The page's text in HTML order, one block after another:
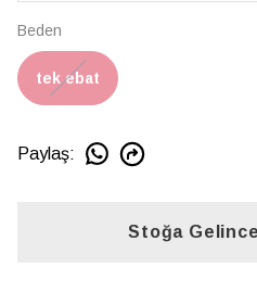
Beden
tek ebat
Paylaş:
Stoğa